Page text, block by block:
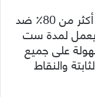
كان للإصدار الأول سراب -1 فعالية أكثر من 80٪ ضد
يعمل لمدة ست
على جميع
والنقاط